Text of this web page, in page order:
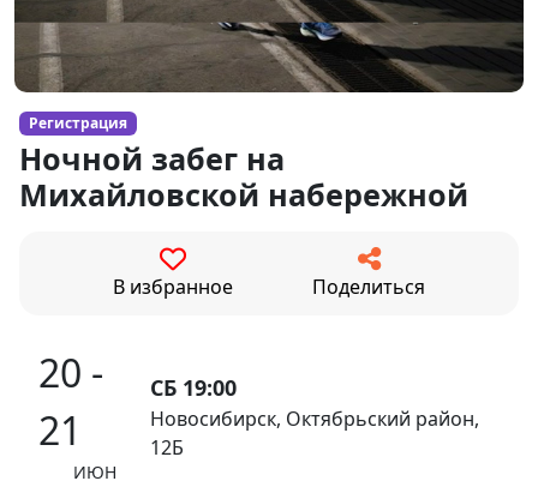
Регистрация
Ночной забег на
Михайловской набережной
В избранное Поделиться
20 -
21
ИЮН
СБ 19:00
Новосибирск, Октябрьский район,
12Б